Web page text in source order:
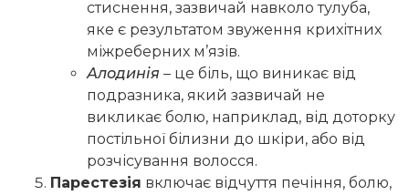
стиснення, зазвичай навколо тулуба,
яке є результатом звуження крихітних
міжреберних м’язів.
Алодинія – це біль, що виникає від
подразника, який зазвичай не
викликає болю, наприклад, від доторку
постільної білизни до шкіри, або від
розчісування волосся.
Парестезія включає відчуття печіння, болю,